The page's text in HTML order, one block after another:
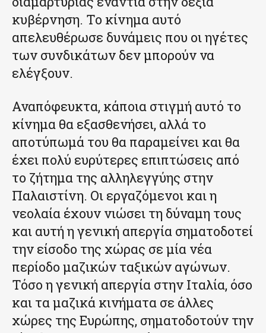
κυβέρνηση. Το κίνημα αυτό
απελευθέρωσε δυνάμεις που οι ηγέτες
των συνδικάτων δεν μπορούν να
ελέγξουν.
Αναπόφευκτα, κάποια στιγμή αυτό το
κίνημα θα εξασθενήσει, αλλά το
αποτύπωμά του θα παραμείνει και θα
έχει πολύ ευρύτερες επιπτώσεις από
το ζήτημα της αλληλεγγύης στην
Παλαιστίνη. Οι εργαζόμενοι και η
νεολαία έχουν νιώσει τη δύναμη τους
και αυτή η γενική απεργία σηματοδοτεί
την είσοδο της χώρας σε μία νέα
περίοδο μαζικών ταξικών αγώνων.
Τόσο η γενική απεργία στην Ιταλία, όσο
και τα μαζικά κινήματα σε άλλες
χώρες της Ευρώπης, σηματοδοτούν την